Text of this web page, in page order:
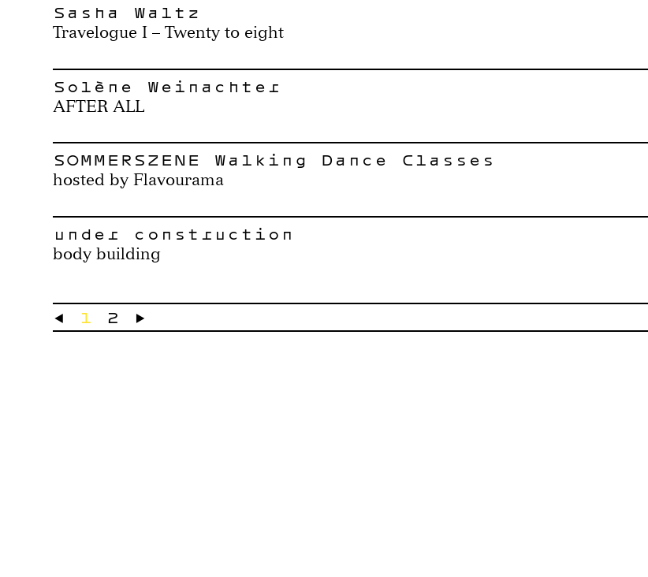
Sasha Waltz
Travelogue I – Twenty to eight
Solène Weinachter
AFTER ALL
SOMMERSZENE Walking Dance Classes
hosted by Flavourama
under construction
body building
← 1 2 →